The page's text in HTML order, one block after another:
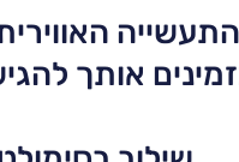
אותך